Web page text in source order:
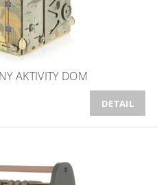
AKTIVITY DOM
DETAIL